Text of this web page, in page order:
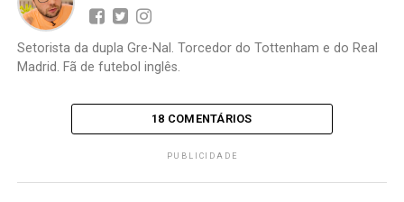
Setorista da dupla Gre-Nal. Torcedor do Tottenham e do Real
Madrid. Fã de futebol inglês.
18 COMENTÁRIOS
PUBLICIDADE